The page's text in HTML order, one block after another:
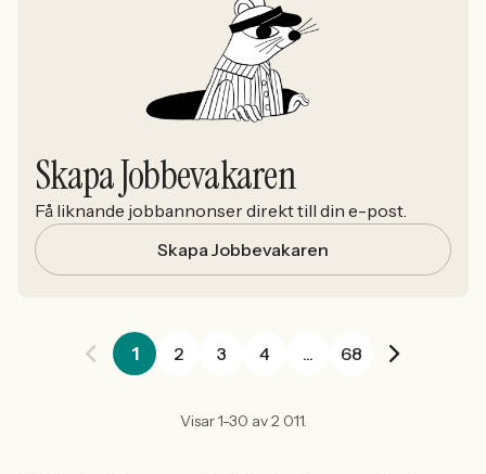
Skapa Jobbevakaren
Få liknande jobbannonser direkt till din e-post.
Skapa Jobbevakaren
1 2 3 4 ... 68
Visar 1-30 av 2 011.